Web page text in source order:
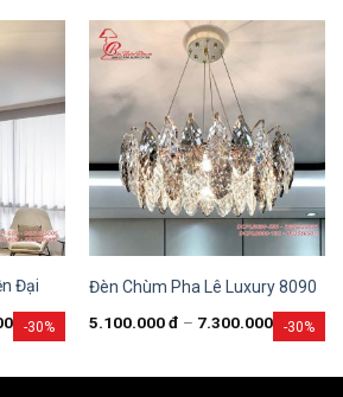
-30%
Đại
-30%
Đèn Chùm Pha Lê Luxury 8090
5.100.000đ – 7.300.000